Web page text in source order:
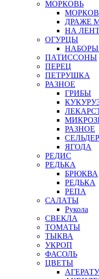
МОРКОВЬ
ДРАЖЕ
НА
ОГУРЦЫ
ПАТИССОНЫ
ПЕРЕЦ
ПЕТРУШКА
РАЗНОЕ
ГРИБЫ
РАЗНОЕ
ЯГОДА
РЕДИС
РЕДЬКА
БРЮКВА
РЕДЬКА
РЕПА
САЛАТЫ
Рукола
СВЕКЛА
ТОМАТЫ
ТЫКВА
УКРОП
ФАСОЛЬ
ЦВЕТЫ